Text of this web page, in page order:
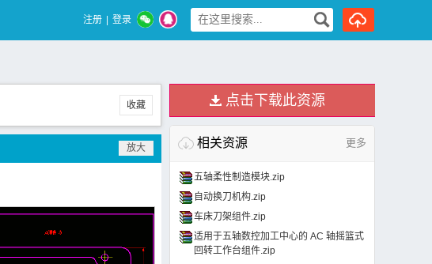
注册 登录
收藏 点击下载此资源
相关资源 更多
五轴柔性制造模块.zip
自动换刀机构.zip
车床刀架组件.zip
适用于五轴数控加工中心的 AC 轴摇篮式
回转工作台组件.zip